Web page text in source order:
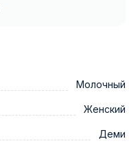
Молочный
Женский
Деми